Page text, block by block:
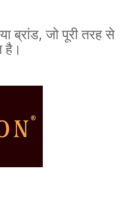
ब्रांड,जो पूरी तरह से
है।